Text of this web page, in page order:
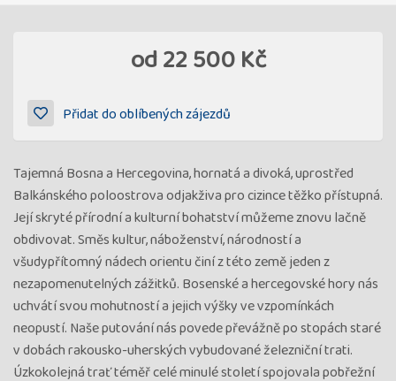
od22 500 Kč
Přidat do oblíbených zájezdů
Tajemná Bosna a Hercegovina, hornatá a divoká, uprostřed
Balkánského poloostrova odjakživa pro cizince těžko přístupná.
Její skryté přírodní a kulturní bohatství můžeme znovu lačně
obdivovat. Směs kultur, náboženství, národností a
všudypřítomný nádech orientu činí z této země jeden z
nezapomenutelných zážitků. Bosenské a hercegovské hory nás
uchvátí svou mohutností a jejich výšky ve vzpomínkách
neopustí. Naše putování nás povede převážně po stopách staré
v dobách rakousko-uherských vybudované železniční trati.
Úzkokolejná trať téměř celé minulé století spojovala pobřežní